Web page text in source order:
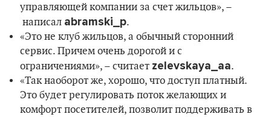
управляющей компании за счет жильцов», –
написал abramski_p.
«Это не клуб жильцов, а обычный сторонний
сервис. Причем очень дорогой и с
ограничениями», – считает zelevskaya_aa.
«Так наоборот же, хорошо, что доступ платный.
Это будет регулировать поток желающих и
комфорт посетителей, позволит поддерживать в